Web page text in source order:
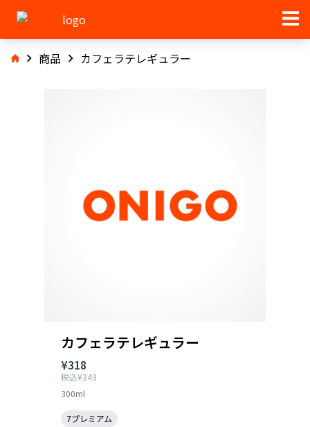
商品 カフェラテレギュラー
カフェラテレギュラー
¥318
税込¥343
300ml
7プレミアム